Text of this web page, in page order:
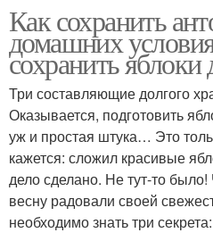
Как сохранить
домашних
сохранить
Три составляющие долгого
Оказывается, подготовить
уж и простая штука… Это
кажется: сложил красивые
дело сделано. Не тут-то
весну радовали своей
необходимо знать три секрета: